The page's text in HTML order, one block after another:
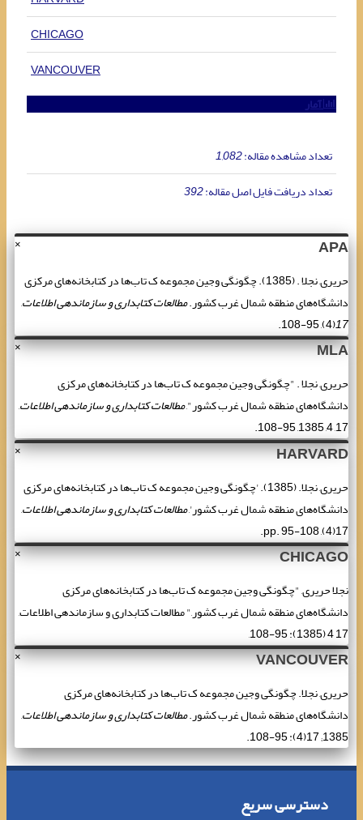
CHICAGO
VANCOUVER
آمار
تعداد مشاهده مقاله:1,082
تعداد دریافت فایل اصل مقاله:392
× APA
حریری, نجلا . (1385). چگونگی وجین مجموعه ک تاب‌ها در کتابخانه‌های مرکزی
دانشگاه‌های منطقه شمال غرب کشور.مطالعات کتابداری و سازماندهی اطلاعات,
17
(4), 95-108.
× MLA
حریری, نجلا . "چگونگی وجین مجموعه ک تاب‌ها در کتابخانه‌های مرکزی
دانشگاه‌های منطقه شمال غرب کشور",مطالعات کتابداری و سازماندهی اطلاعات,
17, 4, 1385, 95-108.
× HARVARD
حریری, نجلا. (1385). 'چگونگی وجین مجموعه ک تاب‌ها در کتابخانه‌های مرکزی
دانشگاه‌های منطقه شمال غرب کشور',مطالعات کتابداری و سازماندهی اطلاعات,
17(4), pp. 95-108.
× CHICAGO
نجلا حریری, "چگونگی وجین مجموعه ک تاب‌ها در کتابخانه‌های مرکزی
دانشگاه‌های منطقه شمال غرب کشور," مطالعات کتابداری و سازماندهی اطلاعات,
17 4 (1385): 95-108,
× VANCOUVER
حریری, نجلا. چگونگی وجین مجموعه ک تاب‌ها در کتابخانه‌های مرکزی
دانشگاه‌های منطقه شمال غرب کشور.مطالعات کتابداری و سازماندهی اطلاعات,
1385; 17(4): 95-108.
دسترسی سریع